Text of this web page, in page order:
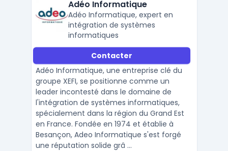
Adéo Informatique
Adéo Informatique, expert en
intégration de systèmes
informatiques
Contacter
Adéo Informatique, une entreprise clé du
groupe XEFI, se positionne comme un
leader incontesté dans le domaine de
l'intégration de systèmes informatiques,
spécialement dans la région du Grand Est
en France. Fondée en 1974 et établie à
Besançon, Adeo Informatique s'est forgé
une réputation solide grâ ...